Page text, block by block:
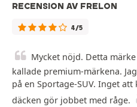
RECENSION AV FRELON
4/5
Mycket nöjd. Detta
kallade premium-märkena.
på en Sportage-SUV. Inget
däcken gör jobbet med råge.